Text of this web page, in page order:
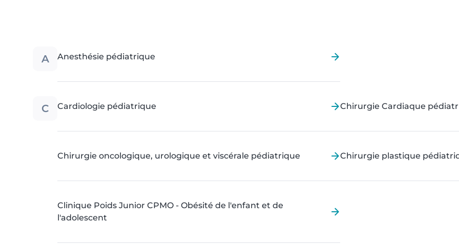
A Anesthésie pédiatrique
C Cardiologie pédiatrique Chirurgie Cardiaque
Chirurgie oncologique, urologique et viscérale pédiatrique Chirurgie plastique
Clinique Poids Junior CPMO - Obésité de l'enfant et de
l'adolescent